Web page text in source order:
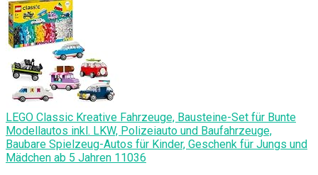
LEGO Classic Kreative Fahrzeuge, Bausteine-Set für Bunte
Modellautos inkl. LKW, Polizeiauto und Baufahrzeuge,
Baubare Spielzeug-Autos für Kinder, Geschenk für Jungs und
Mädchen ab 5 Jahren 11036